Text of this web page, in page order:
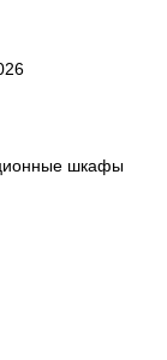
шкафы